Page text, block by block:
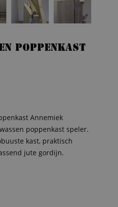
poppenkast
Annemiek
poppenkast speler.
kast, praktisch
jute gordijn.